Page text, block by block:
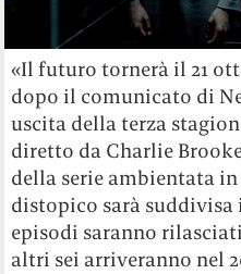
«Il futuro tornerà il 21
dopo il comunicato di
uscita della terza
diretto da Charlie
della serie ambientata
distopico sarà
episodi saranno
altri sei arriveranno nel